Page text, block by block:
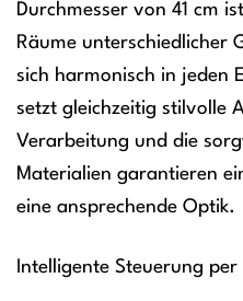
Durchmesser von 41 cm
Räume unterschiedlicher
sich harmonisch in jeden
setzt gleichzeitig stilvolle
Verarbeitung und die
Materialien garantieren
eine ansprechende Optik.
Intelligente Steuerung per